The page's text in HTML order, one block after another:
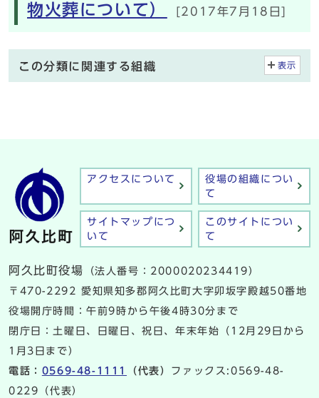
物火葬について）
[2017年7月18日]
この分類に関連する組織 表示
アクセスについて
役場の組織につい
て
サイトマップにつ
いて
このサイトについ
て
阿久比町役場
（法人番号：2000020234419）
〒470-2292 愛知県知多郡阿久比町大字卯坂字殿越50番地
役場開庁時間：午前9時から午後4時30分まで
閉庁日：土曜日、日曜日、祝日、年末年始（12月29日から
1月3日まで）
電話： 0569-48-1111 （代表） ファックス:0569-48-
0229（代表）